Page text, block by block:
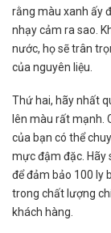
rằng màu xanh ấy
nhạy cảm ra sao.
nước, họ sẽ trân
của nguyên liệu.
Thứ hai, hãy nhất
lên màu rất mạnh.
của bạn có thể
mực đậm đặc. Hãy
để đảm bảo 100 ly
trong chất lượng
khách hàng.